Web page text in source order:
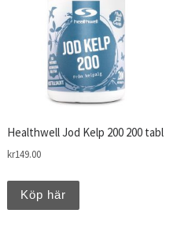
Healthwell Jod Kelp 200 200 tabl
kr149.00
Köp här